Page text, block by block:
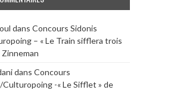
dans Concours Sidonis
– « Le Train sifflera trois
Zinneman
dans Concours
-« Le Sifflet » de